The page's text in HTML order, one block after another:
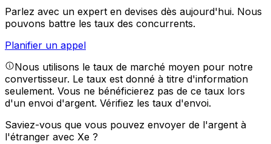
Parlez avec un expert en devises dès aujourd'hui. Nous
pouvons battre les taux des concurrents.
Planifier un appel
Nous utilisons le taux de marché moyen pour notre
convertisseur. Le taux est donné à titre d'information
seulement. Vous ne bénéficierez pas de ce taux lors
d'un envoi d'argent. Vérifiez les taux d'envoi.
Saviez-vous que vous pouvez envoyer de l'argent à
l'étranger avec Xe ?